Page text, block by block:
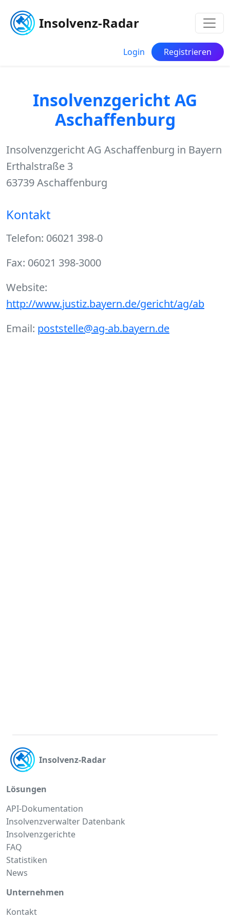
Insolvenz-Radar
Login Registrieren
Insolvenzgericht AG
Aschaffenburg
Insolvenzgericht AG Aschaffenburg in Bayern
Erthalstraße 3
63739 Aschaffenburg
Kontakt
Telefon: 06021 398-0
Fax: 06021 398-3000
Website:
http://www.justiz.bayern.de/gericht/ag/ab
Email: poststelle@ag-ab.bayern.de
Insolvenz-Radar
Lösungen
API-Dokumentation
Insolvenzverwalter Datenbank
Insolvenzgerichte
FAQ
Statistiken
News
Unternehmen
Kontakt